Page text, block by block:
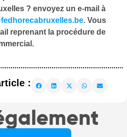
? envoyez un e-mail à
. Vous
reprenant la procédure de
: